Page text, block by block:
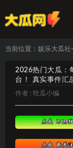
当前位置： 娱乐大瓜社
2026热门大瓜：
台！ 真实事件汇
作者 : 吃瓜小编